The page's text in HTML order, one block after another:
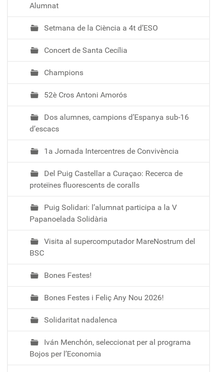
Alumnat
Setmana de la Ciència a 4t d’ESO
Concert de Santa Cecília
Champions
52è Cros Antoni Amorós
Dos alumnes, campions d’Espanya sub-16
d’escacs
1a Jornada Intercentres de Convivència
Del Puig Castellar a Curaçao: Recerca de
proteïnes fluorescents de coralls
Puig Solidari: l’alumnat participa a la V
Papanoelada Solidària
Visita al supercomputador MareNostrum del
BSC
Bones Festes!
Bones Festes i Feliç Any Nou 2026!
Solidaritat nadalenca
Iván Menchón, seleccionat per al programa
Bojos per l’Economia